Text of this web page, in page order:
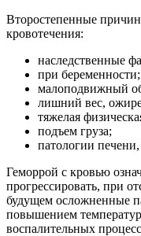
Второстепенные
кровотечения:
наследственные
при беременности;
малоподвижный
лишний вес,
тяжелая
подъем груза;
патологии
Геморрой с кровью
прогрессировать, при
будущем осложненные
повышением
воспалительных